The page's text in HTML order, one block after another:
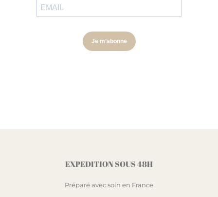
EXPEDITION SOUS 48H
Préparé avec soin en France